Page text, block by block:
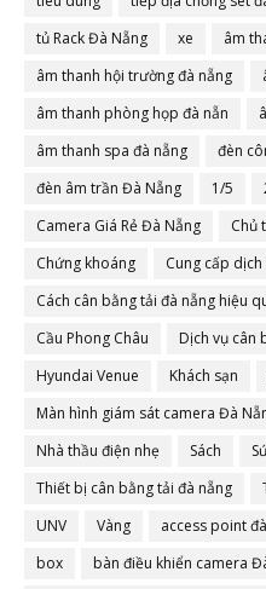
tủ Rack Đà Nẵng
xe
âm
âm thanh hội trường đà nẵng
âm thanh phòng họp đà nẵn
âm thanh spa đà nẵng
đèn
đèn âm trần Đà Nẵng
1/5
Camera Giá Rẻ Đà Nẵng
Chủ
Chứng khoáng
Cung cấp dịch
Cách cân bằng tải đà nẵng hiệu
Cầu Phong Châu
Dịch vụ cân
Hyundai Venue
Khách sạn
Màn hình giám sát camera Đà
Nhà thầu điện nhẹ
Sách
Thiết bị cân bằng tải đà nẵng
UNV
Vàng access point
box
bàn điều khiển camera